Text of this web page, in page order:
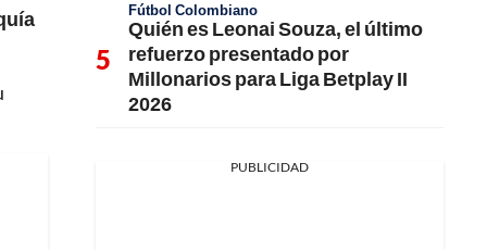
Fútbol Colombiano
Quién es Leonai Souza, el último
refuerzo presentado por
Millonarios para Liga Betplay II
2026
PUBLICIDAD